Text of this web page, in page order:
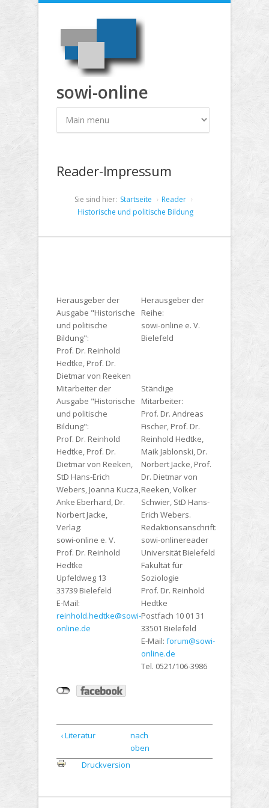
Direkt zum Inhalt
sowi-online
Reader-Impressum
Sie sind hier: Startseite
Reader
Historische und politische Bildung
Herausgeber der
Ausgabe "Historische
und politische
Bildung":
Prof. Dr. Reinhold
Hedtke, Prof. Dr.
Dietmar von Reeken
Herausgeber der
Reihe:
sowi-online e. V.
Bielefeld
Mitarbeiter der
Ausgabe "Historische
und politische
Bildung":
Prof. Dr. Reinhold
Hedtke, Prof. Dr.
Dietmar von Reeken,
StD Hans-Erich
Webers, Joanna Kucza,
Anke Eberhard, Dr.
Norbert Jacke,
Ständige
Mitarbeiter:
Prof. Dr. Andreas
Fischer, Prof. Dr.
Reinhold Hedtke,
Maik Jablonski, Dr.
Norbert Jacke, Prof.
Dr. Dietmar von
Reeken, Volker
Schwier, StD Hans-
Erich Webers.
Verlag:
sowi-online e. V.
Prof. Dr. Reinhold
Hedtke
Upfeldweg 13
33739 Bielefeld
E-Mail:
reinhold.hedtke@sowi-
online.de
Redaktionsanschrift:
sowi-onlinereader
Universität Bielefeld
Fakultät für
Soziologie
Prof. Dr. Reinhold
Hedtke
Postfach 10 01 31
33501 Bielefeld
E-Mail: forum@sowi-
online.de
Tel. 0521/106-3986
‹ Literatur
nach
oben
Druckversion